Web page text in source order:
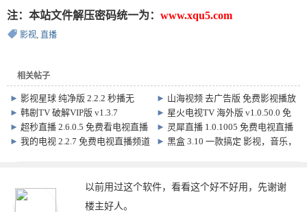
注：本站文件解压密码统一为： www.xqu5.com
影视, 直播
相关帖子
►影视星球 纯净版 2.2.2 秒播无
广、超清画质，最新影视神器！
► 山海视频 去广告版 免费影视播放
软件 1.6.0
►韩剧TV 破解VIP版 v1.3.7 ►星火电视TV 海外版 v1.0.50.0 免
费看电视直播频道软件
►超秒直播 2.6.0.5 免费看电视直播
频道软件
► 灵犀直播 1.0.1005 免费电视直播
软件
►我的电视 2.2.7 免费电视直播频道
►黑盒 3.10 一款搞定 影视，音乐，
以前用过这个软件，看看这个好不好用，先谢谢
楼主好人。